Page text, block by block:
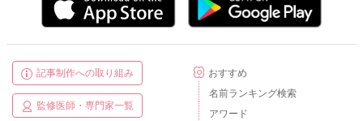
記事制作への取り組み
監修医師・専門家一覧
おすすめ
名前ランキング検索
アワード